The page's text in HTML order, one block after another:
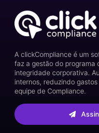
A clickCompliance é um
faz a gestão do programa
integridade corporativa.
internos, reduzindo
equipe de Compliance.